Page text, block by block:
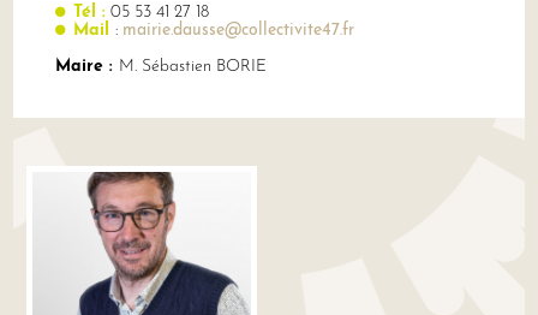
Tél : 05 53 41 27 18
Mail : mairie.dausse@collectivite47.fr
Maire : M. Sébastien BORIE